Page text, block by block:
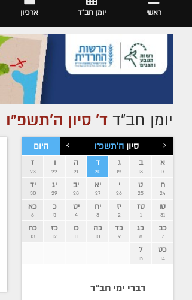
ראשי יומן חב"ד ארכיון
יומן חב״ד ד' סיון ה׳תשפ״ו
‹ סיון ה׳תשפ״ו › היום
א
17
ב
18
ג
19
ד
20
ה
21
ו
22
ז
23
ח
24
ט
25
י
26
יא
27
יב
28
יג
29
יד
30
טו
31
טז
1
יז
2
יח
3
יט
4
כ
5
כא
6
כב
7
כג
8
כד
9
כה
10
כו
11
כז
12
כח
13
כט
14
ל
15
דברי ימי חב״ד